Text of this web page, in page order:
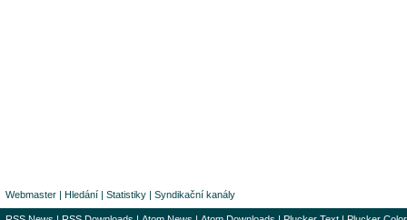
Webmaster | Hledání | Statistiky | Syndikační kanály